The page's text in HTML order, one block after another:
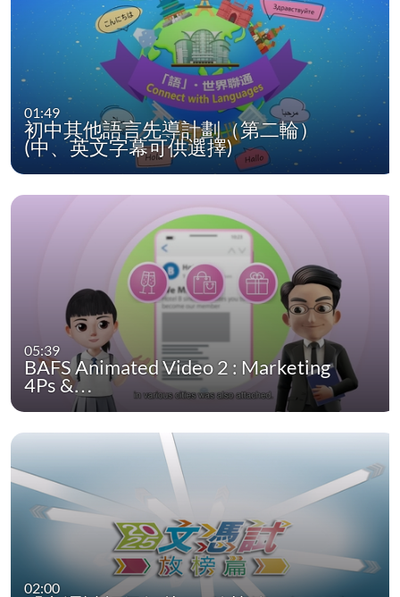
01:49
初中其他語言先導計劃（第二輪）
(中、英文字幕可供選擇)
05:39
BAFS Animated Video 2 : Marketing
4Ps &…
02:00